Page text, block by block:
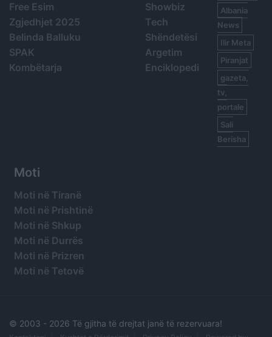
Free Esim
Zgjedhjet 2025
Belinda Balluku
SPAK
Kombëtarja
Showbiz
Tech
Shëndetësi
Argetim
Enciklopedi
Albania
News
Ilir Meta
Piranjat
gazeta,
tv,
portale
Sali
Berisha
Moti
Moti në Tiranë
Moti në Prishtinë
Moti në Shkup
Moti në Durrës
Moti në Prizren
Moti në Tetovë
© 2003 - 2026 Të gjitha të drejtat janë të rezervuara!